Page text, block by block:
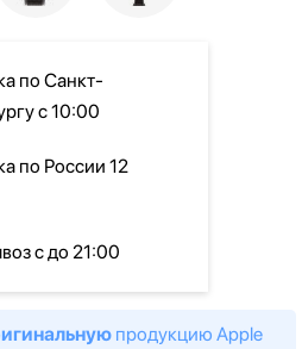
по Санкт-
с 10:00
по России 12
с до 21:00
продукцию Apple